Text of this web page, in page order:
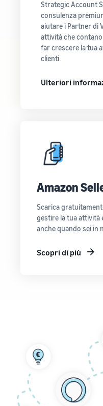
Strategic Account
consulenza
aiutare i Partner di
attività che
far crescere la tua
clienti.
Ulteriori
Amazon
Scarica
gestire la tua attività
anche quando sei in
Scopri di più